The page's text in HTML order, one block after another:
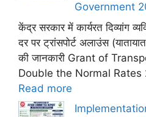
Government
केंद्र सरकार में कार्यरत दिव्यांग
दर पर ट्रांसपोर्ट अलाउंस
की जानकारी Grant of
Double the Normal
Read more